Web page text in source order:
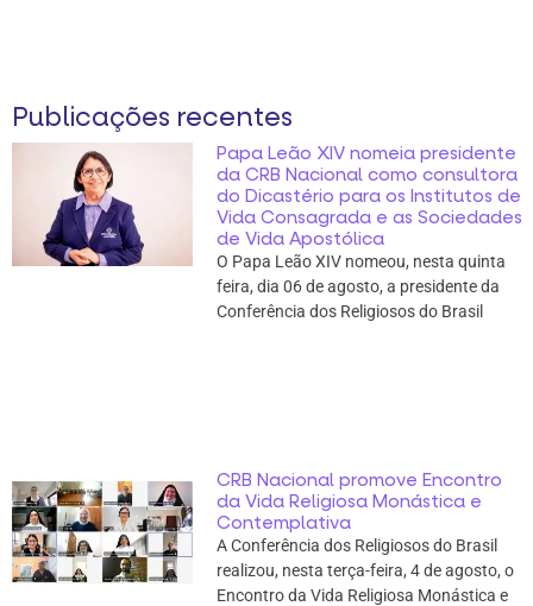
Publicações recentes
Papa Leão XIV nomeia presidente
da CRB Nacional como consultora
do Dicastério para os Institutos de
Vida Consagrada e as Sociedades
de Vida Apostólica
O Papa Leão XIV nomeou, nesta quinta
feira, dia 06 de agosto, a presidente da
Conferência dos Religiosos do Brasil
CRB Nacional promove Encontro
da Vida Religiosa Monástica e
Contemplativa
A Conferência dos Religiosos do Brasil
realizou, nesta terça-feira, 4 de agosto, o
Encontro da Vida Religiosa Monástica e